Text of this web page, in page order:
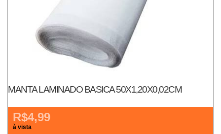
MANTA LAMINADO BASICA 50X1,20X0,02CM
R$4,99
à vista